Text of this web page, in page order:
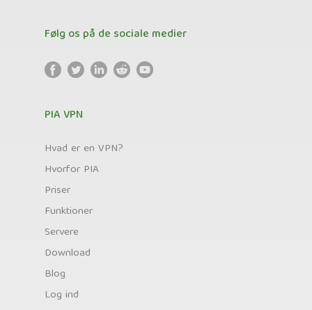
Følg os på de sociale medier
PIA VPN
Hvad er en VPN?
Hvorfor PIA
Priser
Funktioner
Servere
Download
Blog
Log ind